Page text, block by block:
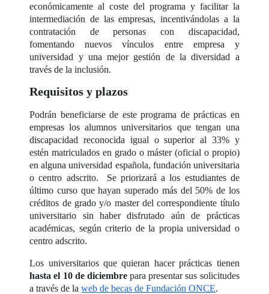
económicamente al coste del programa y facilitar la
intermediación de las empresas, incentivándolas a la
contratación de personas con discapacidad,
fomentando nuevos vínculos entre empresa y
universidad y una mejor gestión de la diversidad a
través de la inclusión.
Requisitos y plazos
Podrán beneficiarse de este programa de prácticas en
empresas los alumnos universitarios que tengan una
discapacidad reconocida igual o superior al 33% y
estén matriculados en grado o máster (oficial o propio)
en alguna universidad española, fundación universitaria
o centro adscrito. Se priorizará a los estudiantes de
último curso que hayan superado más del 50% de los
créditos de grado y/o master del correspondiente título
universitario sin haber disfrutado aún de prácticas
académicas, según criterio de la propia universidad o
centro adscrito.
Los universitarios que quieran hacer prácticas tienen
hasta el 10 de diciembre para presentar sus solicitudes
a través de laweb de becas de Fundación ONCE.